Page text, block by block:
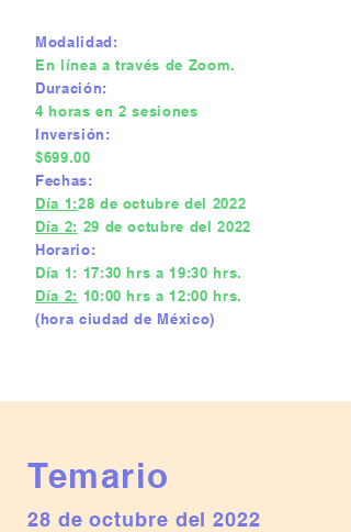
Modalidad:
En línea a través de Zoom.
Duración:
4 horas en 2 sesiones
Inversión:
$699.00
Fechas:
Día 1:28 de octubre del 2022
Día 2: 29 de octubre del 2022
Horario:
Día 1: 17:30 hrs a 19:30 hrs.
Día 2: 10:00 hrs a 12:00 hrs.
(hora ciudad de México)
Temario
28 de octubre del 2022